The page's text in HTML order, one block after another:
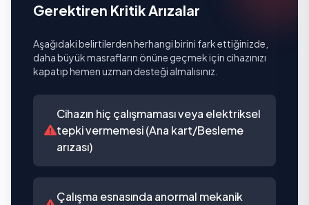
Gerektiren Kritik Arızalar
Aşağıdaki belirtilerden herhangi birini fark ettiğinizde,
daha büyük masrafların önüne geçmek için cihazınızı
kapatıp hemen uzman desteği almalısınız.
Cihazın hiç çalışmaması veya elektriksel
tepki vermemesi (Ana kart/Besleme
arızası)
Çalışma esnasında anormal mekanik